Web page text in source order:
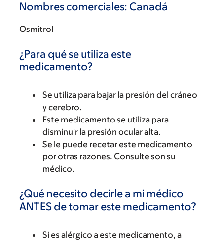
Nombres comerciales: Canadá
Osmitrol
¿Para qué se utiliza este
medicamento?
Se utiliza para bajar la presión del cráneo
y cerebro.
Este medicamento se utiliza para
disminuir la presión ocular alta.
Se le puede recetar este medicamento
por otras razones. Consulte son su
médico.
¿Qué necesito decirle a mi médico
ANTES de tomar este medicamento?
Si es alérgico a este medicamento, a